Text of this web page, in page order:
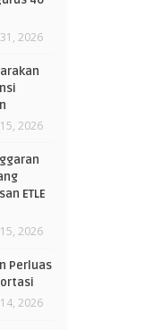
31, 2026
15, 2026
ETLE
15, 2026
Perluas
14, 2026